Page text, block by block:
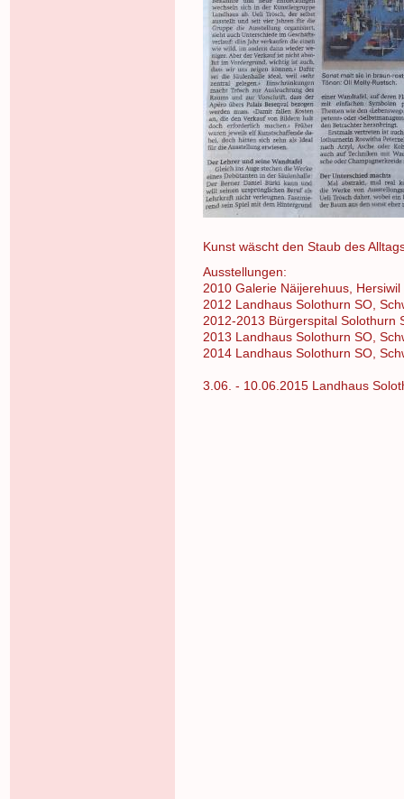
Kunst wäscht den Staub des
Ausstellungen:
2010 Galerie Näijerehuus, Hersiwil
2012 Landhaus Solothurn SO,
2012-2013 Bürgerspital Solothurn
2013 Landhaus Solothurn SO,
2014 Landhaus Solothurn SO,
3.06. - 10.06.2015 Landhaus